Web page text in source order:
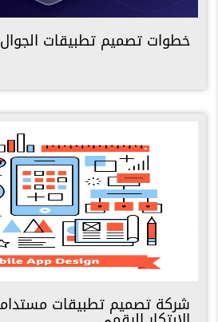
خطوات تصميم تطبيقات الجوال